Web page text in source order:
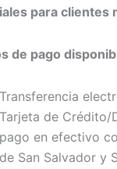
para clientes
de pago
Transferencia
Tarjeta de Crédito/
pago en efectivo
de San Salvador y